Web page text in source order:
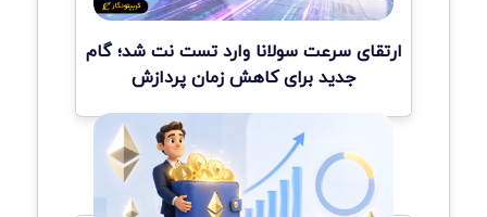
ارتقای سرعت سولانا وارد تست نت شد؛ گام
جدید برای کاهش زمان پردازش